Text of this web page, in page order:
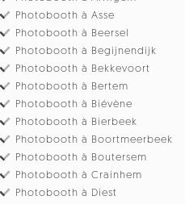
Photobooth à Asse
Photobooth à Beersel
Photobooth à Begijnendijk
Photobooth à Bekkevoort
Photobooth à Bertem
Photobooth à Biévène
Photobooth à Bierbeek
Photobooth à Boortmeerbeek
Photobooth à Boutersem
Photobooth à Crainhem
Photobooth à Diest